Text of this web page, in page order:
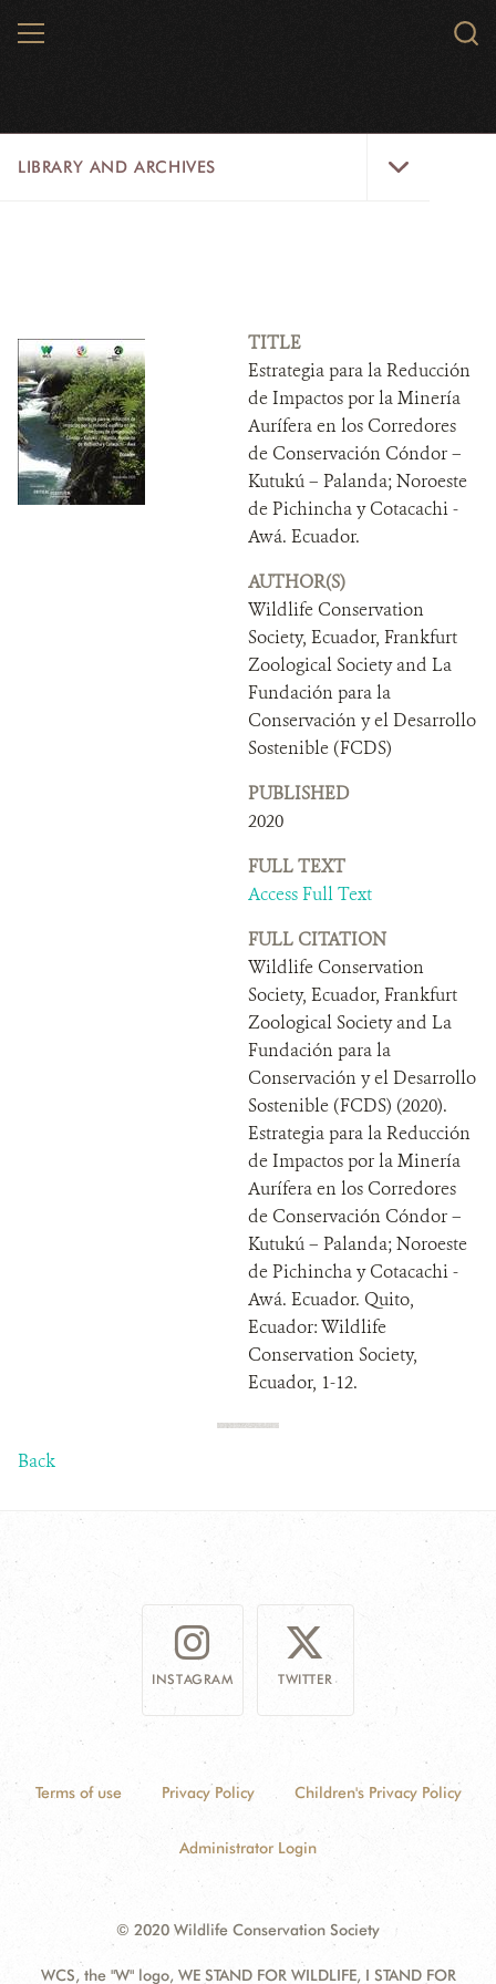
MENU
LIBRARY AND ARCHIVES
WCS RESEARCH
ARCHIVES SHOP
DONATE
TITLE
Estrategia para la Reducción
de Impactos por la Minería
Aurífera en los Corredores
de Conservación Cóndor –
Kutukú – Palanda; Noroeste
de Pichincha y Cotacachi -
Awá. Ecuador.
AUTHOR(S)
Wildlife Conservation
Society, Ecuador, Frankfurt
Zoological Society and La
Fundación para la
Conservación y el Desarrollo
Sostenible (FCDS)
PUBLISHED
2020
FULL TEXT
Access Full Text
FULL CITATION
Wildlife Conservation
Society, Ecuador, Frankfurt
Zoological Society and La
Fundación para la
Conservación y el Desarrollo
Sostenible (FCDS) (2020).
Estrategia para la Reducción
de Impactos por la Minería
Aurífera en los Corredores
de Conservación Cóndor –
Kutukú – Palanda; Noroeste
de Pichincha y Cotacachi -
Awá. Ecuador. Quito,
Ecuador: Wildlife
Conservation Society,
Ecuador, 1-12.
Back
INSTAGRAM TWITTER
Terms of use Privacy Policy Children's Privacy Policy
Administrator Login
© 2020 Wildlife Conservation Society
WCS, the "W" logo, WE STAND FOR WILDLIFE, I STAND FOR